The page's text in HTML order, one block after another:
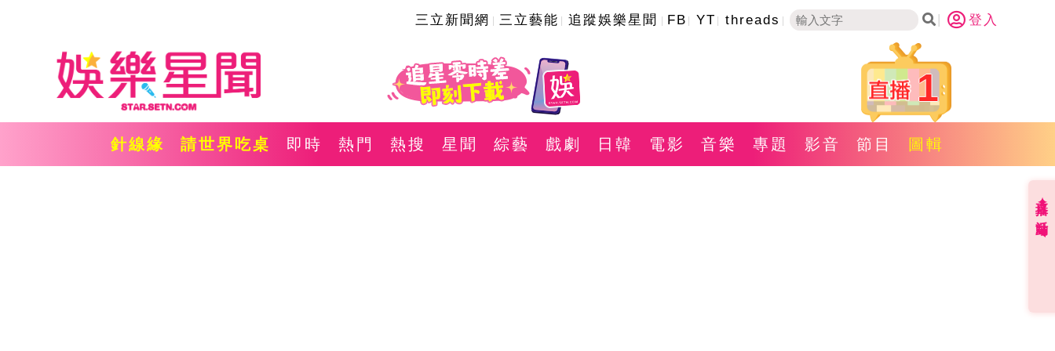
三立新聞網 三立藝能 追蹤娛樂星聞 FB YT threads 登入
1
針線緣 請世界吃桌 即時 熱門 熱搜 星聞 綜藝 戲劇 日韓 電影 音樂 專題 影音 節目 圖輯
直播✦活動